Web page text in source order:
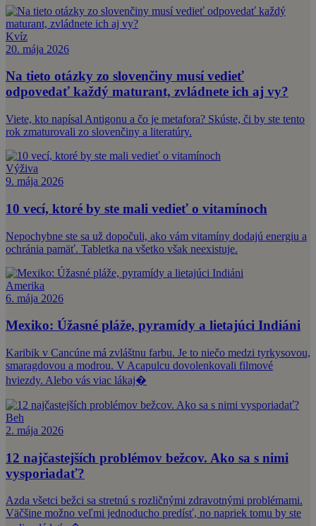
Kvíz
20. mája 2026
Na tieto otázky zo slovenčiny musí vedieť
odpovedať každý maturant, zvládnete ich aj vy?
Viete, kto napísal Antigonu a čo je metafora? Skúste, či by ste tento
rok zmaturovali zo slovenčiny a literatúry.
Výživa
9. mája 2026
10 vecí, ktoré by ste mali vedieť o vitamínoch
Nepochybne ste sa už dopočuli, ako vám vitamíny dodajú energiu a
ochránia pamäť. Tabletka na všetko však neexistuje.
Amerika
6. mája 2026
Mexiko: Úžasné pláže, pyramídy a lietajúci Indiáni
Karibik v Cancúne má zvláštnu farbu. Je to niečo medzi tyrkysovou,
smaragdovou a modrou. V Acapulcu dovolenkovali filmové
hviezdy. Alebo vás viac lákaj�
Beh
2. mája 2026
12 najčastejších problémov bežcov. Ako sa s nimi
vysporiadať?
Azda všetci bežci sa stretnú s rozličnými zdravotnými problémami.
Väčšine možno veľmi jednoducho predísť, no napriek tomu by ste